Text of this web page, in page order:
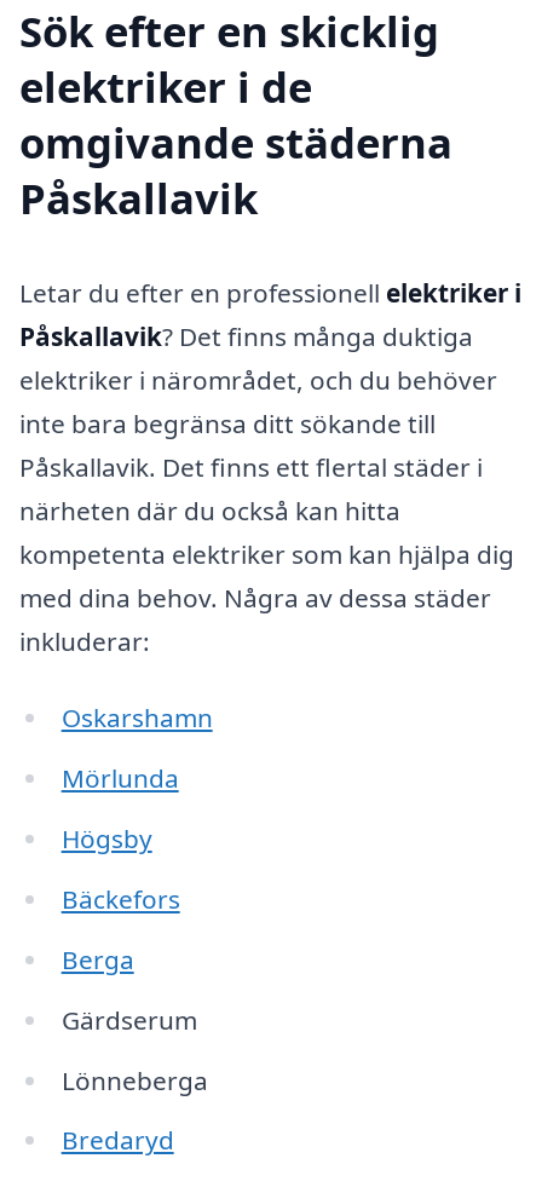
Sök efter en skicklig
elektriker i de
omgivande städerna
Påskallavik
Letar du efter en professionell elektriker i
Påskallavik? Det finns många duktiga
elektriker i närområdet, och du behöver
inte bara begränsa ditt sökande till
Påskallavik. Det finns ett flertal städer i
närheten där du också kan hitta
kompetenta elektriker som kan hjälpa dig
med dina behov. Några av dessa städer
inkluderar:
Oskarshamn
Mörlunda
Högsby
Bäckefors
Berga
Gärdserum
Lönneberga
Bredaryd